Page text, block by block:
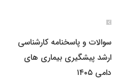
سوالات و پاسخنامه کارشناسی
ارشد پیشگیری بیماری های
دامی ۱۴۰۵